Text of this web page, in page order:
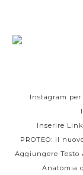
Instagram
Inserire
PROTEO: il
Aggiungere Testo
Anatomia